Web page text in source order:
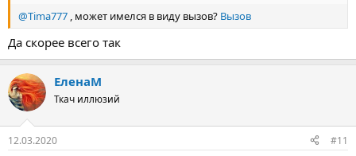
@Tima777 , может имелся в виду вызов? Вызов
Да скорее всего так
ЕленаМ
Ткач иллюзий
12.03.2020 #11